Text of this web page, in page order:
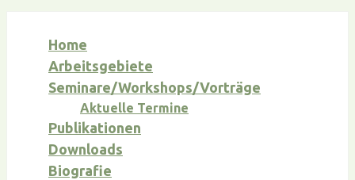
Home
Arbeitsgebiete
Seminare/Workshops/Vorträge
Aktuelle Termine
Publikationen
Downloads
Biografie